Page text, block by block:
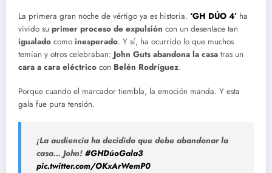
La primera gran noche de vértigo ya es historia. ‘GH DÚO 4’ ha
vivido su primer proceso de expulsión con un desenlace tan
igualado como inesperado. Y sí, ha ocurrido lo que muchos
temían y otros celebraban: John Guts abandona la casa tras un
cara a cara eléctrico con Belén Rodríguez.
Porque cuando el marcador tiembla, la emoción manda. Y esta
gala fue pura tensión.
¡La audiencia ha decidido que debe abandonar la
casa… John! #GHDúoGala3
pic.twitter.com/OKxArWemP0